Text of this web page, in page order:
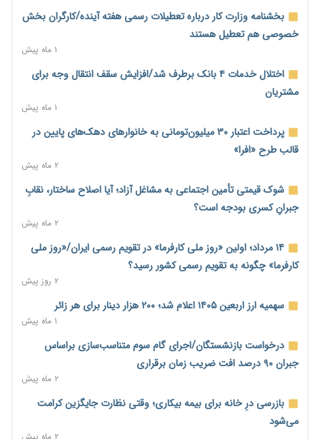
احتمال اختلال ۲۴ ساعته در سامانه‌های تأمین اجتماعی
۲ روز پیش
آغاز اجرای پایلوت «ردا کارت» برای دانشجویان تحصیلات تکمیلی
محدودیت تازه برای شبکه بانکی؛ افزایش سپرده قانونی با هدف
کنترل تورم
ترمز تولید خودرو کشیده شد؛ افت ۲۵ درصدی تیراژ ایران‌خودرو،
سایپا و پارس‌خودرو
۲ روز پیش
نماینده مجلس: توسعه مرزهای زمینی به راهبرد تأمین کالاهای
خانه کارگر قزوین: شکاف دستمزد و هزینه معیشت هر روز عمیق‌تر
می‌شود
رئیس سازمان امور مالیاتی: بلاگرهای پردرآمد مشمول پرداخت
مالیات هستند
بخشنامه وزارت کار درباره تعطیلات رسمی هفته آینده/کارگران بخش
خصوصی هم تعطیل هستند
۱ ماه پیش
اختلال خدمات ۴ بانک برطرف شد/افزایش سقف انتقال وجه برای
مشتریان
۱ ماه پیش
پرداخت اعتبار ۳۰ میلیون‌تومانی به خانوارهای دهک‌های پایین در
قالب طرح «افرا»
۲ ماه پیش
شوک قیمتی تأمین اجتماعی به مشاغل آزاد؛ آیا اصلاح ساختار، نقابِ
جبرانِ کسری بودجه است؟
۲ ماه پیش
۱۴ مرداد؛ اولین «روز ملی کارفرما» در تقویم رسمی ایران/«روز ملی
کارفرما» چگونه به تقویم رسمی کشور رسید؟
۲ روز پیش
سهمیه ارز اربعین ۱۴۰۵ اعلام شد؛ ۲۰۰ هزار دینار برای هر زائر
۱ ماه پیش
درخواست بازنشستگان/اجرای گام سوم متناسب‌سازی براساس
جبران ۹۰ درصد افت ضریب زمان برقراری
۲ ماه پیش
بازرسی درِ خانه برای بیمه بیکاری؛ وقتی نظارت جایگزین کرامت
می‌شود